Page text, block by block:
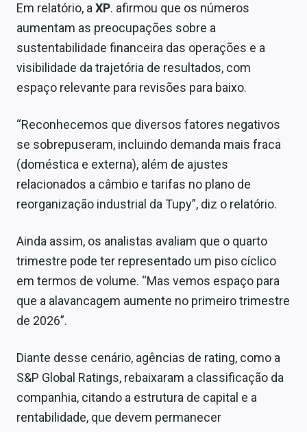
Em relatório, aXP. afirmou que os números
aumentam as preocupações sobre a
sustentabilidade financeira das operações e a
visibilidade da trajetória de resultados, com
espaço relevante para revisões para baixo.
“Reconhecemos que diversos fatores negativos
se sobrepuseram, incluindo demanda mais fraca
(doméstica e externa), além de ajustes
relacionados a câmbio e tarifas no plano de
reorganização industrial da Tupy”, diz o relatório.
Ainda assim, os analistas avaliam que o quarto
trimestre pode ter representado um piso cíclico
em termos de volume. “Mas vemos espaço para
que a alavancagem aumente no primeiro trimestre
de 2026”.
Diante desse cenário, agências de rating, como a
S&P Global Ratings, rebaixaram a classificação da
companhia, citando a estrutura de capital e a
rentabilidade, que devem permanecer